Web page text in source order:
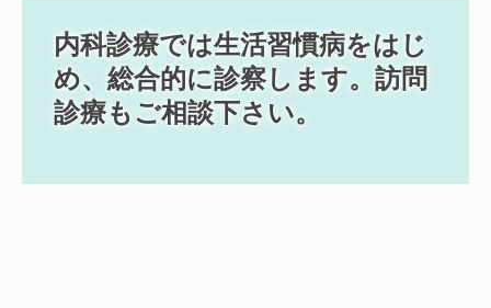
内科診療では生活習慣病をはじ
め、総合的に診察します。訪問
診療もご相談下さい。